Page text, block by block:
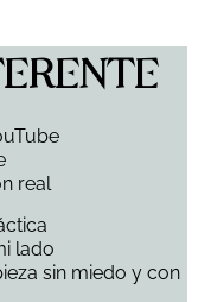
real
lado
sin miedo y con